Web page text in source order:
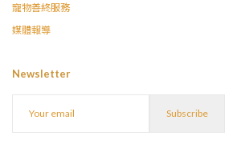
寵物善終服務
媒體報導
Newsletter